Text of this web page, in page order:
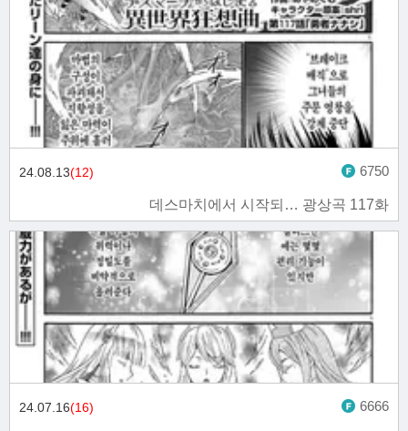
데스마치에서 시작되… 광상곡 117화
24.08.13(12) 6750
24.07.16(16) 6666